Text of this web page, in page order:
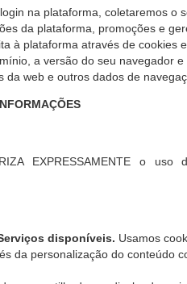
na plataforma, coletaremos o
da plataforma, promoções e
à plataforma através de cookies
a versão do seu navegador
web e outros dados de
EXPRESSAMENTE o uso
disponíveis. Usamos
da personalização do conteúdo